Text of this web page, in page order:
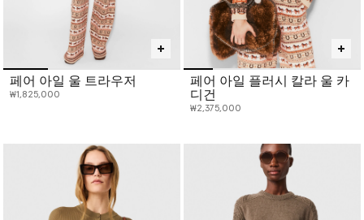
페어 아일 울 트라우저
₩1,825,000
페어 아일 플러시 칼라 울 카
디건
₩2,375,000